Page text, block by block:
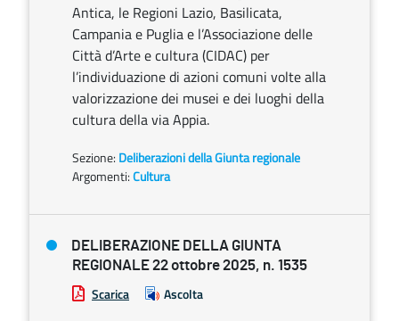
Antica, le Regioni Lazio, Basilicata,
Campania e Puglia e l’Associazione delle
Città d’Arte e cultura (CIDAC) per
l’individuazione di azioni comuni volte alla
valorizzazione dei musei e dei luoghi della
cultura della via Appia.
Sezione: Deliberazioni della Giunta regionale
Argomenti:Cultura
DELIBERAZIONE DELLA GIUNTA
REGIONALE 22 ottobre 2025, n. 1535
Scarica Ascolta